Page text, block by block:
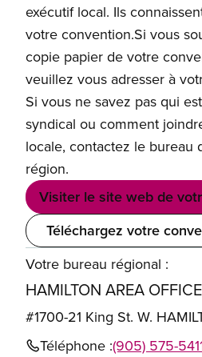
exécutif local. Ils
votre convention.Si vous
copie papier de votre
veuillez vous adresser à
Si vous ne savez pas qui
syndical ou comment
locale, contactez le bureau
région.
Visiter le site web de
Téléchargez votre
Votre bureau régional :
HAMILTON AREA OFFICE
#1700-21 King St. W.
Téléphone :(905) 575-